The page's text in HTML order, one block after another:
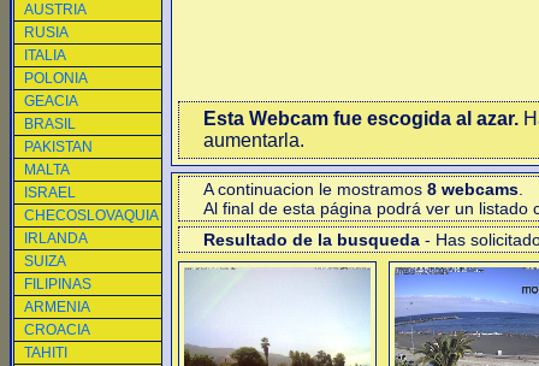
AUSTRIA
RUSIA
ITALIA
POLONIA
GEACIA
BRASIL
PAKISTAN
MALTA
ISRAEL
CHECOSLOVAQUIA
IRLANDA
SUIZA
FILIPINAS
ARMENIA
CROACIA
TAHITI
Esta Webcam fue escogida al azar.
aumentarla.
A continuacion le mostramos 8 webcams
Al final de esta página podrá ver un
Resultado de la busqueda - Has